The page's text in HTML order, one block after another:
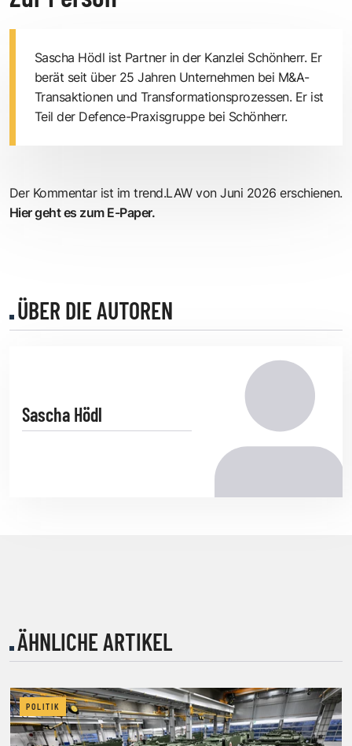
Sascha Hödl ist Partner in der Kanzlei Schönherr. Er
berät seit über 25 Jahren Unternehmen bei M&A-
Transaktionen und Transformationsprozessen. Er ist
Teil der Defence-Praxisgruppe bei Schönherr.
Der Kommentar ist im trend.LAW von Juni 2026 erschienen.
Hier geht es zum E-Paper.
ÜBER DIE AUTOREN
Sascha Hödl
ÄHNLICHE ARTIKEL
POLITIK